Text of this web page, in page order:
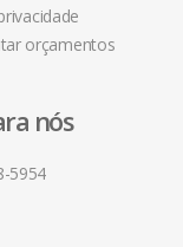
orçamentos
nós
5954